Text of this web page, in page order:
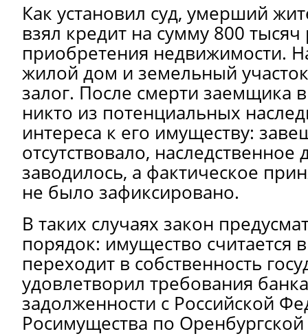
Как установил суд, умерший
взял кредит на сумму 800
приобретения недвижимости.
жилой дом и земельный
залог. После смерти заемщика
никто из потенциальных
интереса к его имуществу:
отсутствовало, наследственное
заводилось, а фактическое
не было зафиксировано.
В таких случаях закон
порядок: имущество
переходит в собственность
удовлетворил требования
задолженности с Российской
Росимущества по Оренбургской